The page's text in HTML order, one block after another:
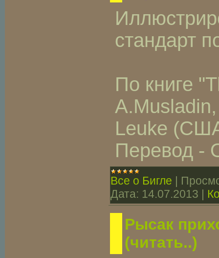
стандарт
По книге
Leuke
Перевод -
Все о Бигле |
Дата: 14.07.2013 |
Рысак
(читать..)